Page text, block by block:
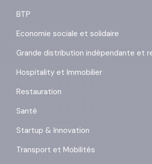
BTP
Economie sociale et solidaire
Grande distribution indépendante et
Hospitality et Immobilier
Restauration
Santé
Startup & Innovation
Transport et Mobilités